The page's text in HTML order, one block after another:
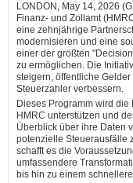
LONDON, May 14, 2026
Finanz- und Zollamt
eine zehnjährige
modernisieren und eine
einer der größten
zu ermöglichen. Die
steigern, öffentliche
Steuerzahler verbessern.
Dieses Programm wird
HMRC unterstützen und
Überblick über ihre Daten
potenzielle Steuerausfälle
schafft es die
umfassendere
bis hin zu einem